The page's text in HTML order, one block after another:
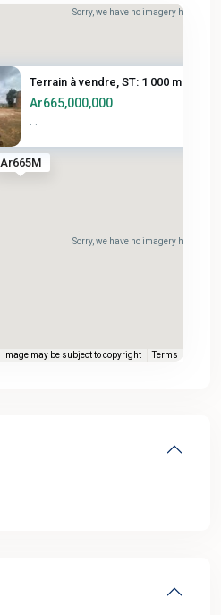
Sorry, we have no imagery here.
Sorry, we have no imagery here.
Ar665M
Terrain à vendre, ST: 1 000 m2...
Ar665,000,000
· ·
Image may be subject to copyright Terms